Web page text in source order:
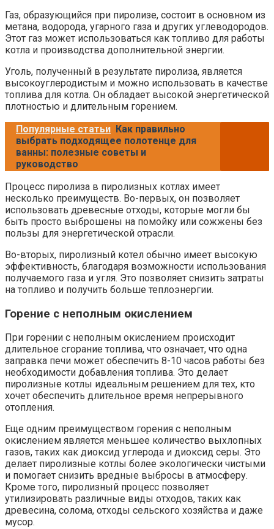
Газ, образующийся при пиролизе, состоит в основном из
метана, водорода, угарного газа и других углеводородов.
Этот газ может использоваться как топливо для работы
котла и производства дополнительной энергии.
Уголь, полученный в результате пиролиза, является
высокоуглеродистым и можно использовать в качестве
топлива для котла. Он обладает высокой энергетической
плотностью и длительным горением.
Популярные статьи Как правильно
выбрать подходящее полотенце для
ванны: полезные советы и
руководство
Процесс пиролиза в пиролизных котлах имеет
несколько преимуществ. Во-первых, он позволяет
использовать древесные отходы, которые могли бы
быть просто выброшены на помойку или сожжены без
пользы для энергетической отрасли.
Во-вторых, пиролизный котел обычно имеет высокую
эффективность, благодаря возможности использования
получаемого газа и угля. Это позволяет снизить затраты
на топливо и получить больше теплоэнергии.
Горение с неполным окислением
При горении с неполным окислением происходит
длительное сгорание топлива, что означает, что одна
заправка печи может обеспечить 8-10 часов работы без
необходимости добавления топлива. Это делает
пиролизные котлы идеальным решением для тех, кто
хочет обеспечить длительное время непрерывного
отопления.
Еще одним преимуществом горения с неполным
окислением является меньшее количество выхлопных
газов, таких как диоксид углерода и диоксид серы. Это
делает пиролизные котлы более экологически чистыми
и помогает снизить вредные выбросы в атмосферу.
Кроме того, пиролизный процесс позволяет
утилизировать различные виды отходов, таких как
древесина, солома, отходы сельского хозяйства и даже
мусор.